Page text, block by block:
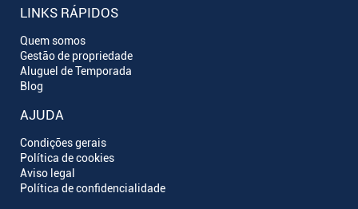
LINKS RÁPIDOS
Quem somos
Gestão de propriedade
Aluguel de Temporada
Blog
AJUDA
Condições gerais
Política de cookies
Aviso legal
Política de confidencialidade